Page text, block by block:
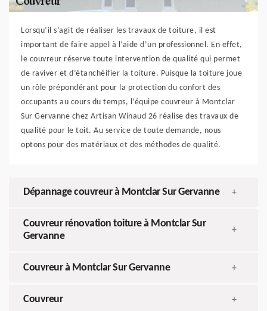
Lorsqu’il s’agit de réaliser les travaux de toiture, il est
important de faire appel à l’aide d’un professionnel. En effet,
le couvreur réserve toute intervention de qualité qui permet
de raviver et d’étanchéifier la toiture. Puisque la toiture joue
un rôle prépondérant pour la protection du confort des
occupants au cours du temps, l’équipe couvreur à Montclar
Sur Gervanne chez Artisan Winaud 26 réalise des travaux de
qualité pour le toit. Au service de toute demande, nous
optons pour des matériaux et des méthodes de qualité.
Dépannage couvreur à Montclar Sur Gervanne +
Couvreur rénovation toiture à Montclar Sur
Gervanne
+
Couvreur à Montclar Sur Gervanne +
Couvreur +